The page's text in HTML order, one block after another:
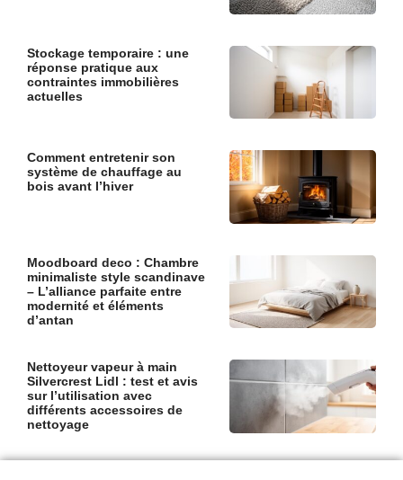
Stockage temporaire : une
réponse pratique aux
contraintes immobilières
actuelles
Comment entretenir son
système de chauffage au
bois avant l’hiver
Moodboard deco : Chambre
minimaliste style scandinave
– L’alliance parfaite entre
modernité et éléments
d’antan
Nettoyeur vapeur à main
Silvercrest Lidl : test et avis
sur l’utilisation avec
différents accessoires de
nettoyage